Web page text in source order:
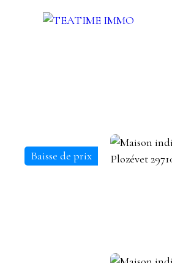
AUTRES SERVICES
Baisse de prix